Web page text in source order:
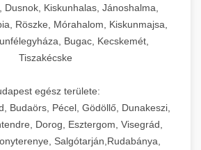
Dusnok, Kiskunhalas, Jánoshalma,
Röszke, Mórahalom, Kiskunmajsa,
Bugac, Kecskemét,
Tiszakécske
egész területe:
Budaörs, Pécel, Gödöllő, Dunakeszi,
Dorog, Esztergom, Visegrád,
Salgótarján,Rudabánya,